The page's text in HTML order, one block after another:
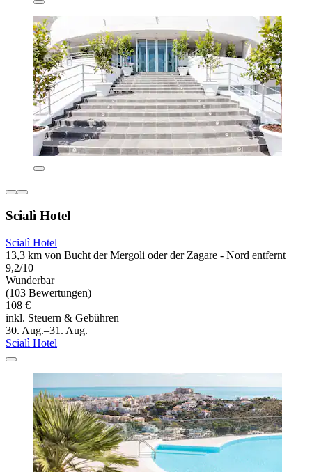
Scialì Hotel
Scialì Hotel
13,3 km von Bucht der Mergoli oder der Zagare - Nord entfernt
9,2/10
Wunderbar
(103 Bewertungen)
108 €
inkl. Steuern & Gebühren
30. Aug.–31. Aug.
Scialì Hotel